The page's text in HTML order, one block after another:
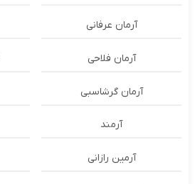
آرمان عرفانی
آرمان فلاحی
آرمان گرشاسبی
آرمند
آرمین رازانی